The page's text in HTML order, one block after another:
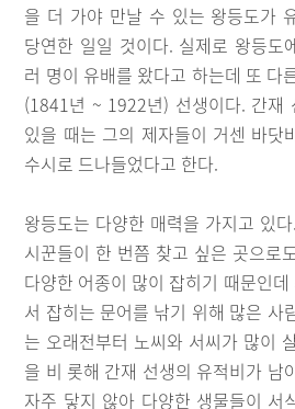
을 더 가야 만날 수 있는 왕등도가
당연한 일일 것이다. 실제로 왕등도
러 명이 유배를 왔다고 하는데 또 다
(1841년 ~ 1922년) 선생이다. 간재
있을 때는 그의 제자들이 거센 바닷
수시로 드나들었다고 한다.
왕등도는 다양한 매력을 가지고 있
시꾼들이 한 번쯤 찾고 싶은 곳으로
다양한 어종이 많이 잡히기 때문인
서 잡히는 문어를 낚기 위해 많은 사
는 오래전부터 노씨와 서씨가 많이
을 비 롯해 간재 선생의 유적비가 남
자주 닿지 않아 다양한 생물들이 서